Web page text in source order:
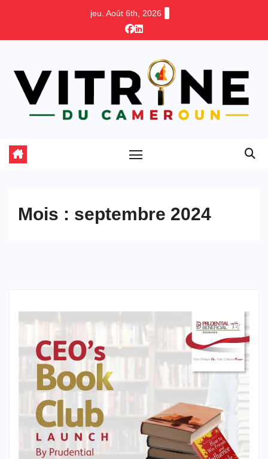
jeu. Août 6th, 2026
Mois : septembre 2024